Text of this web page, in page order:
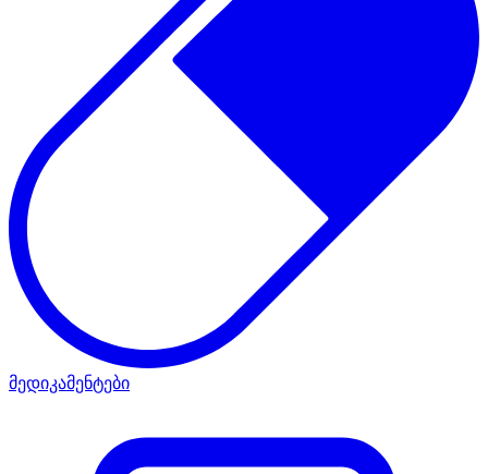
მედიკამენტები